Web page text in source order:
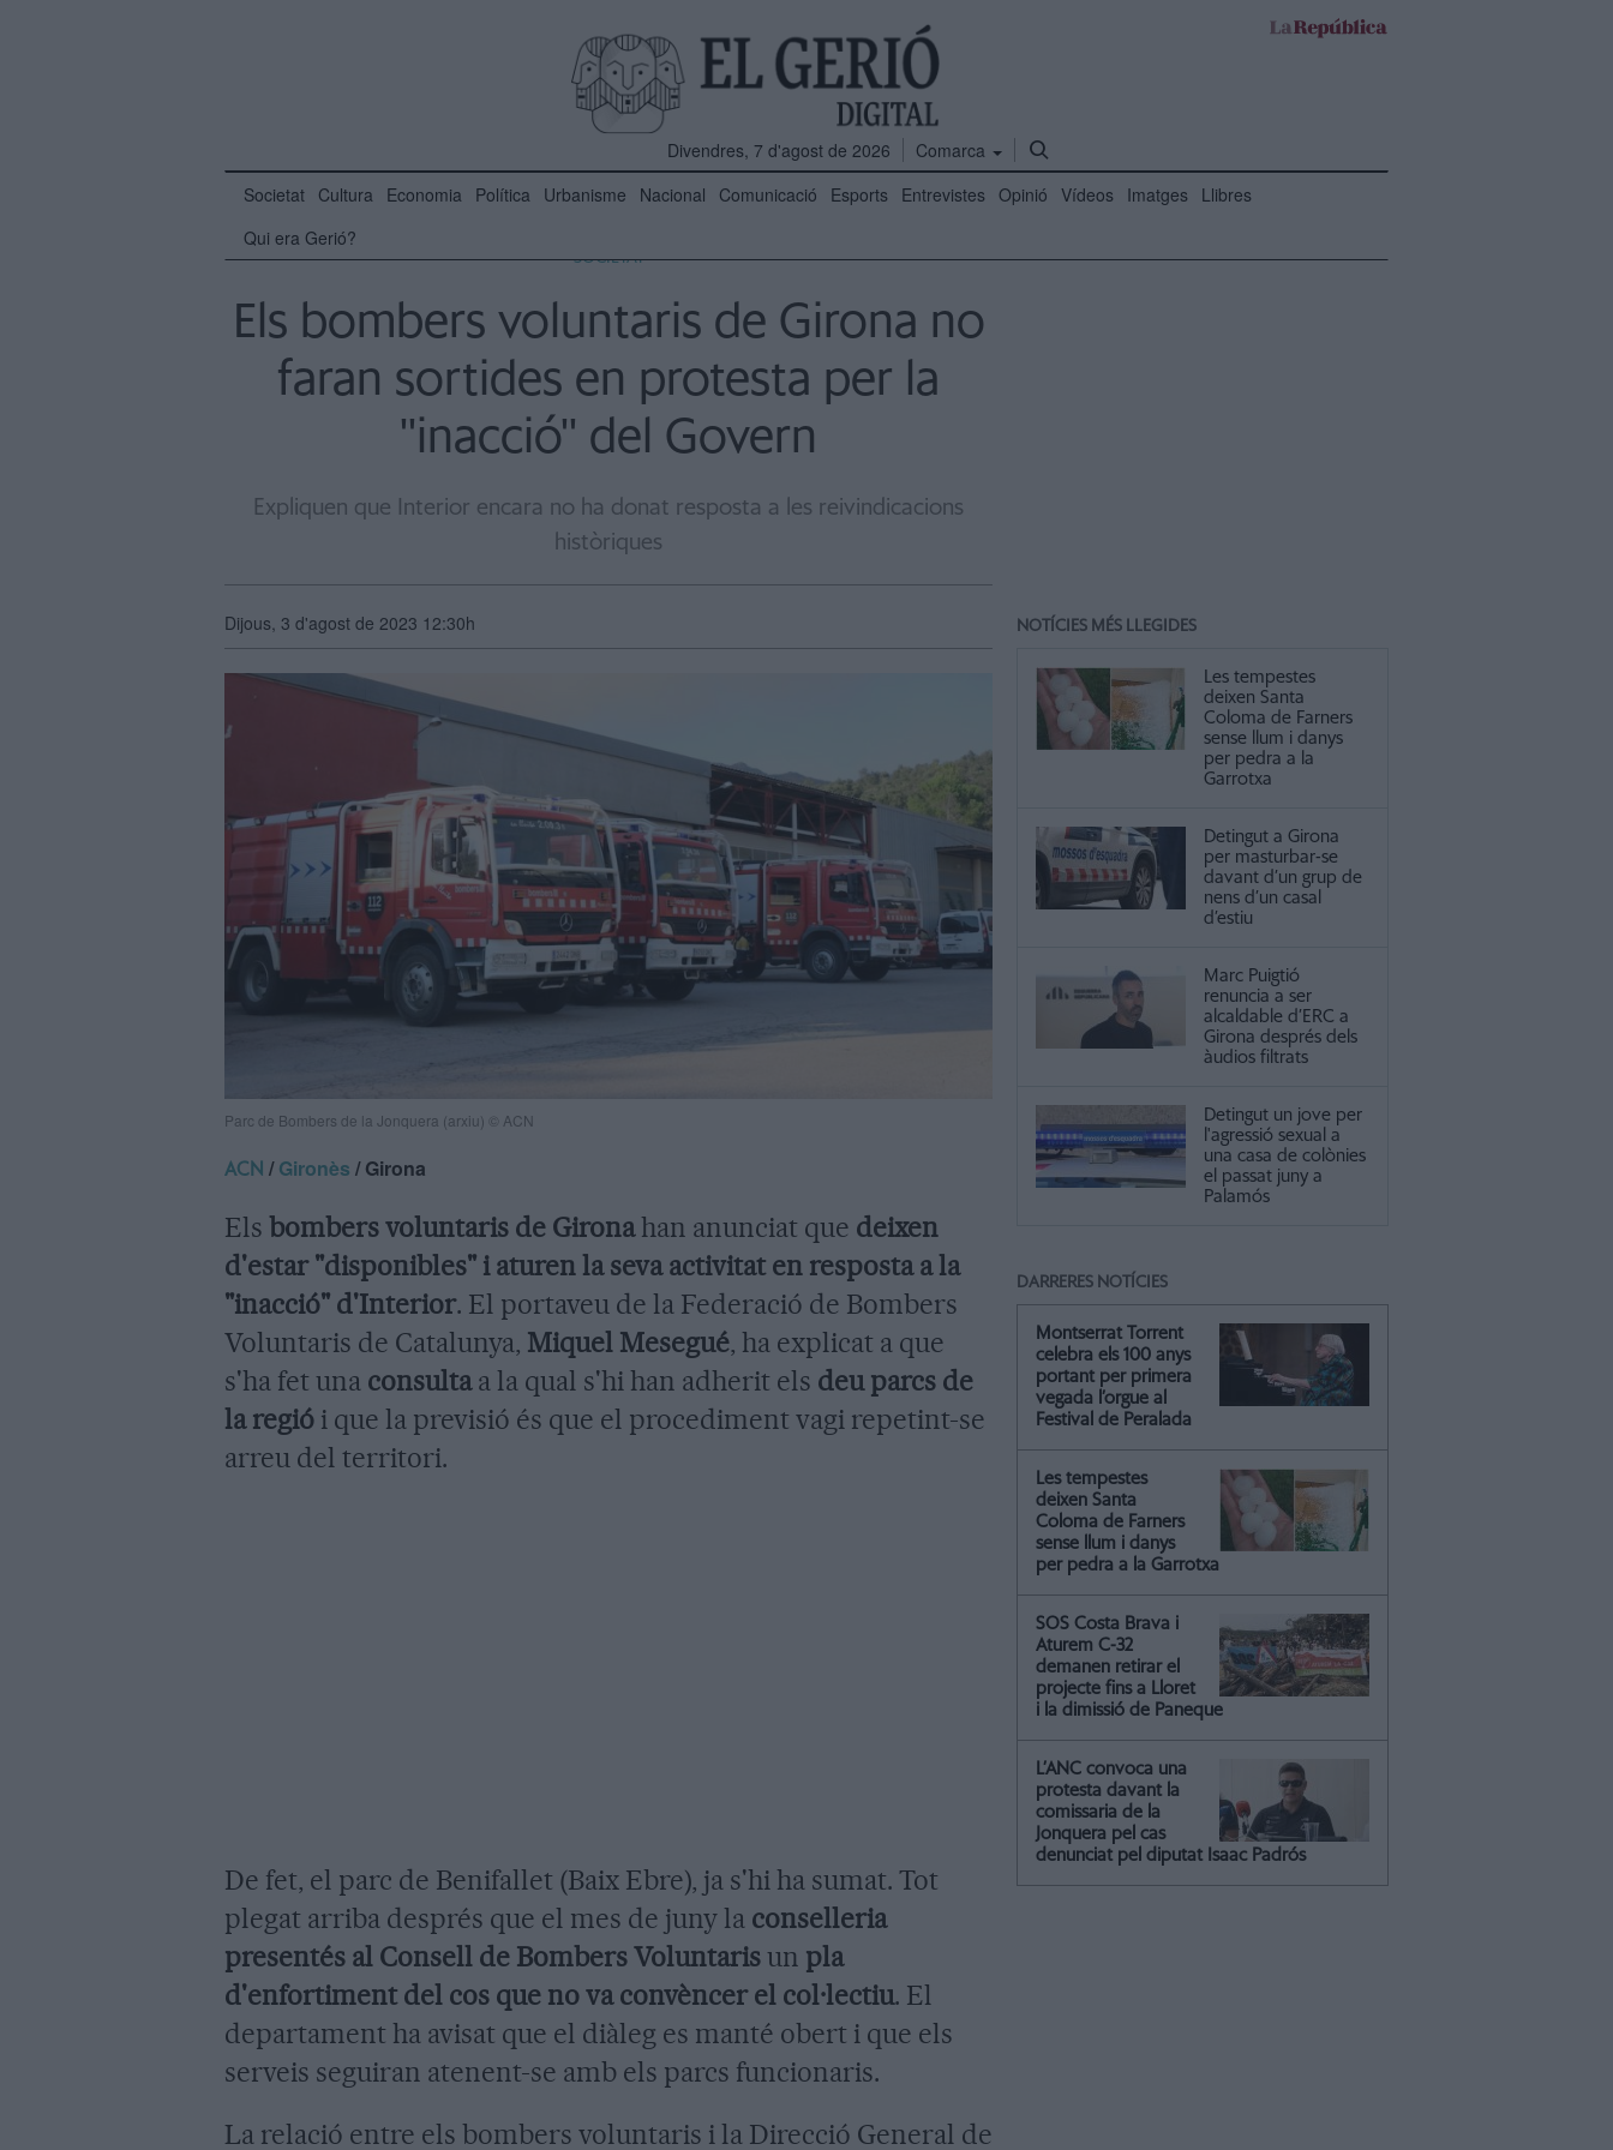
Divendres, 7 d'agost de 2026
Comarca
Societat Cultura Economia Política Urbanisme Nacional Comunicació Esports Entrevistes Opinió Vídeos Imatges Llibres
Qui era Gerió?
SOCIETAT
Els bombers voluntaris de Girona no
faran sortides en protesta per la
''inacció'' del Govern
Expliquen que Interior encara no ha donat resposta a les reivindicacions
històriques
Dijous, 3 d'agost de 2023 12:30h
Parc de Bombers de la Jonquera (arxiu) © ACN
ACN /Gironès / Girona
Els bombers voluntaris de Gironahan anunciat que deixen
d'estar "disponibles" i aturen la seva activitat en resposta a la
"inacció" d'Interior. El portaveu de la Federació de Bombers
Voluntaris de Catalunya, Miquel Mesegué, ha explicat a que
s'ha fet una consultaa la qual s'hi han adherit els deu parcs de
la regió i que la previsió és que el procediment vagi repetint-se
arreu del territori.
De fet, el parc de Benifallet (Baix Ebre), ja s'hi ha sumat. Tot
plegat arriba després que el mes de juny la conselleria
presentés al Consell de Bombers Voluntarisun pla
d'enfortiment del cos que no va convèncer el col·lectiu. El
departament ha avisat que el diàleg es manté obert i que els
serveis seguiran atenent-se amb els parcs funcionaris.
La relació entre els bombers voluntaris i la Direcció General de
NOTÍCIES MÉS LLEGIDES
Les tempestes
deixen Santa
Coloma de Farners
sense llum i danys
per pedra a la
Garrotxa
Detingut a Girona
per masturbar-se
davant d’un grup de
nens d’un casal
d’estiu
Marc Puigtió
renuncia a ser
alcaldable d’ERC a
Girona després dels
àudios filtrats
Detingut un jove per
l'agressió sexual a
una casa de colònies
el passat juny a
Palamós
DARRERES NOTÍCIES
Montserrat Torrent
celebra els 100 anys
portant per primera
vegada l’orgue al
Festival de Peralada
Les tempestes
deixen Santa
Coloma de Farners
sense llum i danys
per pedra a la Garrotxa
SOS Costa Brava i
Aturem C-32
demanen retirar el
projecte fins a Lloret
i la dimissió de Paneque
L’ANC convoca una
protesta davant la
comissaria de la
Jonquera pel cas
denunciat pel diputat Isaac Padrós